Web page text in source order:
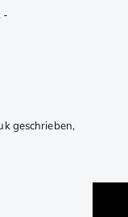
-
geschrieben,